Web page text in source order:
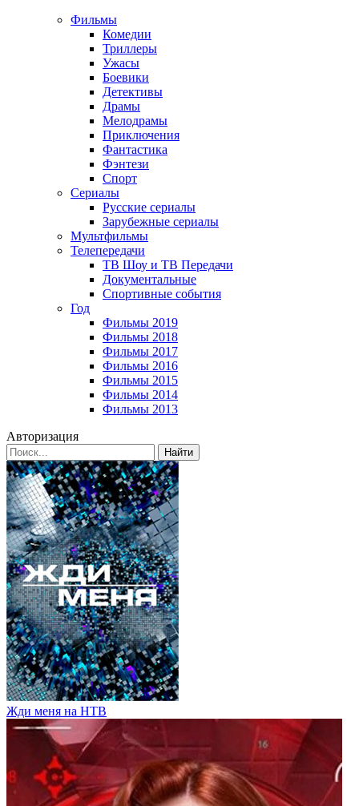
Фильмы
Комедии
Триллеры
Ужасы
Боевики
Детективы
Драмы
Мелодрамы
Приключения
Фантастика
Фэнтези
Спорт
Сериалы
Русские сериалы
Зарубежные сериалы
Мультфильмы
Телепередачи
ТВ Шоу и ТВ Передачи
Документальные
Спортивные события
Год
Фильмы 2019
Фильмы 2018
Фильмы 2017
Фильмы 2016
Фильмы 2015
Фильмы 2014
Фильмы 2013
Авторизация
Найти
Жди меня на НТВ